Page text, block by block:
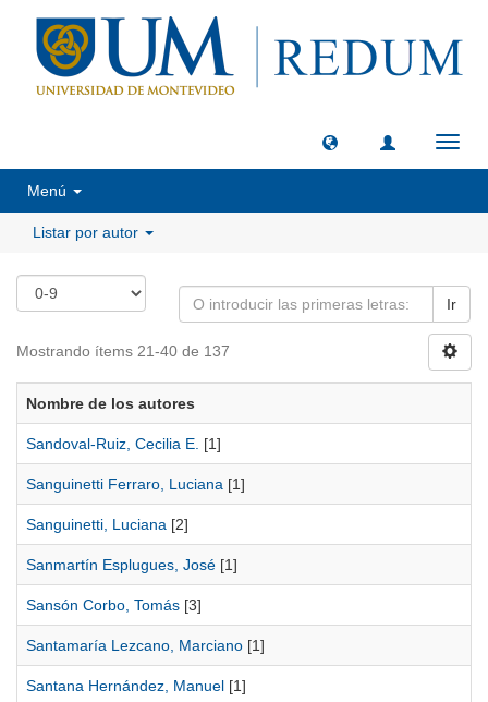
Menú
Listar por autor
Ir
Mostrando ítems 21-40 de 137
Nombre de los autores
Sandoval-Ruiz, Cecilia E. [1]
Sanguinetti Ferraro, Luciana [1]
Sanguinetti, Luciana [2]
Sanmartín Esplugues, José [1]
Sansón Corbo, Tomás [3]
Santamaría Lezcano, Marciano [1]
Santana Hernández, Manuel [1]